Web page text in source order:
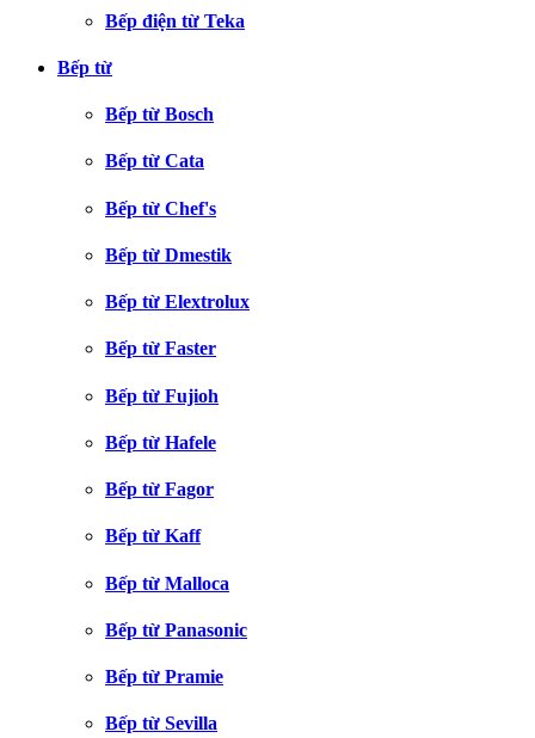
Bếp điện từ Teka
Bếp từ
Bếp từ Bosch
Bếp từ Cata
Bếp từ Chef's
Bếp từ Dmestik
Bếp từ Elextrolux
Bếp từ Faster
Bếp từ Fujioh
Bếp từ Hafele
Bếp từ Fagor
Bếp từ Kaff
Bếp từ Malloca
Bếp từ Panasonic
Bếp từ Pramie
Bếp từ Sevilla